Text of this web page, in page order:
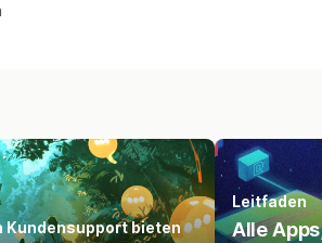
Kundensupport bieten
Leitfaden
Alle